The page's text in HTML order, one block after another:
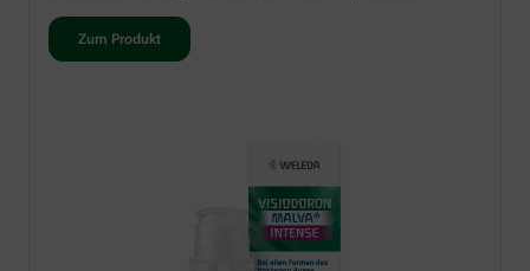
Zum Produkt